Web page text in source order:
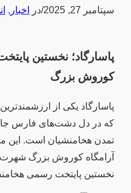
سپتامبر 27, 2025 /در اخبار ,
پاسارگاد؛ نخستین
کوروش بزرگ
پاسارگاد یکی از
که در دل دشت‌های فارس
تمدن هخامنشیان است. این
آرامگاه کوروش بزرگ شهرت
نخستین پایتخت رسمی